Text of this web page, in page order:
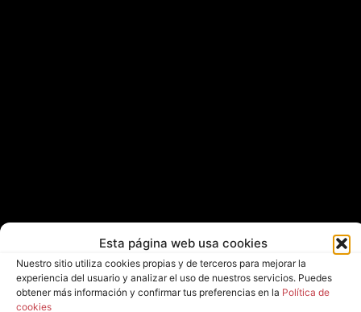
Esta página web usa cookies
Nuestro sitio utiliza cookies propias y de terceros para mejorar la
experiencia del usuario y analizar el uso de nuestros servicios. Puedes
obtener más información y confirmar tus preferencias en la Política de
cookies